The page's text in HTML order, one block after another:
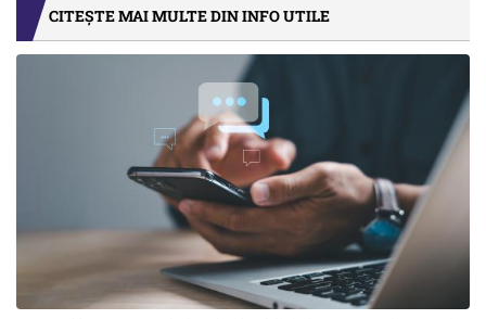
CITEȘTE MAI MULTE DIN INFO UTILE